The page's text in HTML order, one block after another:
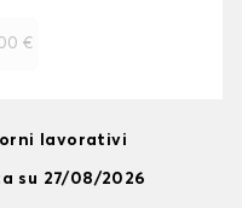
€
lavorativi
su 27/08/2026